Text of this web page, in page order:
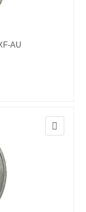
AU